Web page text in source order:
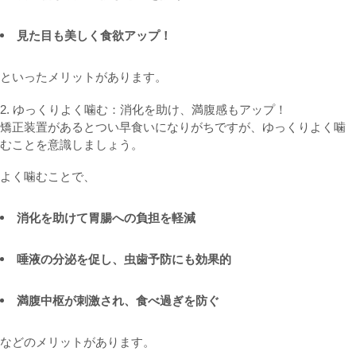
見た目も美しく食欲アップ！
といったメリットがあります。
2. ゆっくりよく噛む：消化を助け、満腹感もアップ！
矯正装置があるとつい早食いになりがちですが、ゆっくりよく噛
むことを意識しましょう。
よく噛むことで、
消化を助けて胃腸への負担を軽減
唾液の分泌を促し、虫歯予防にも効果的
満腹中枢が刺激され、食べ過ぎを防ぐ
などのメリットがあります。